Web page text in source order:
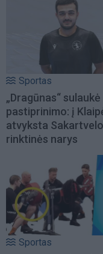
Sportas
„Dragūnas“ sulaukė
pastiprinimo: į
atvyksta Sakartvelo
rinktinės narys
Sportas